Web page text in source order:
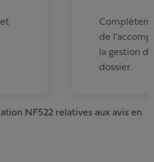
de
la gestion
dossier.
NF522 relatives aux avis en